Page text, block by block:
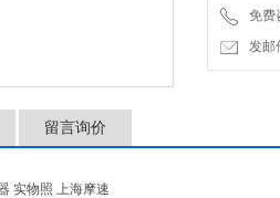
免费
发邮
留言询价
实物照 上海摩速